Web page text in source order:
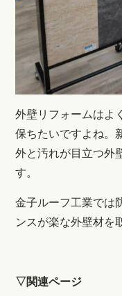
外壁リフォームはよ
保ちたいですよね。
外と汚れが目立つ外
す。
金子ルーフ工業では
ンスが楽な外壁材を
▽関連ページ